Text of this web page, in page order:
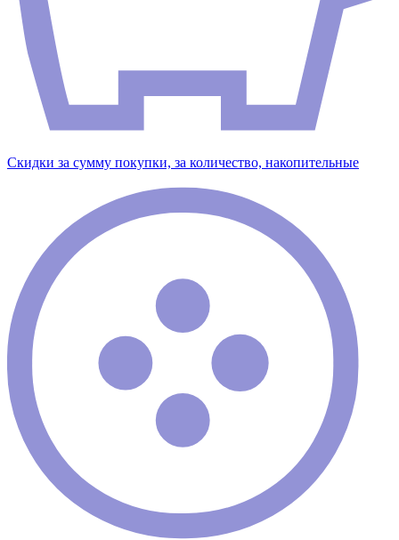
Скидки за сумму покупки, за количество, накопительные